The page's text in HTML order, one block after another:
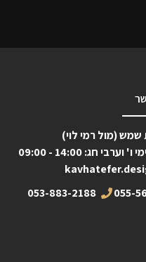
שמש (מול רמי לוי)
ו' וערבי חג: 14:00 - 09:00
055-
053-883-2188